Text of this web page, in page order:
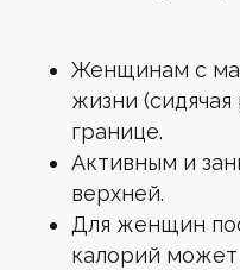
Женщинам с
жизни
границе.
Активным и
верхней.
Для женщин
калорий